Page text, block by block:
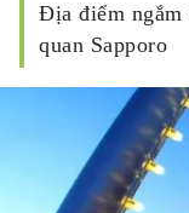
Địa điểm ngắm
quan Sapporo